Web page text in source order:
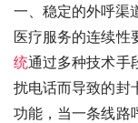
一、稳定的外呼渠
医疗服务的连续性
统通过多种技术手
扰电话而导致的封
功能，当一条线路